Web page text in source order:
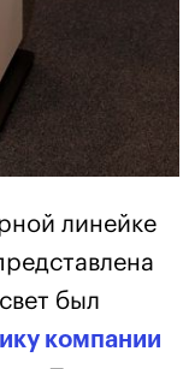
линейке
был
компании